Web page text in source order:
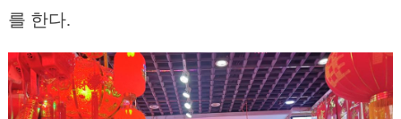
를 한다.